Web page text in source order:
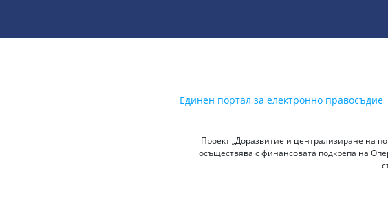
Единен портал за електронно правосъдие
Проект „Доразвитие и централизиране на
осъществява с финансовата подкрепа на